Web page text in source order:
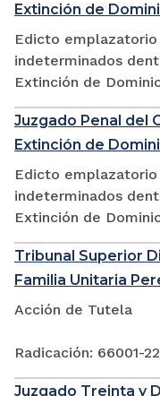
Extinción de
Edicto
indeterminados
Extinción de
Juzgado Penal del
Extinción de
Edicto
indeterminados
Extinción de
Tribunal Superior
Familia Unitaria
Acción de Tutela
Radicación: 66001-
Juzgado Treinta y